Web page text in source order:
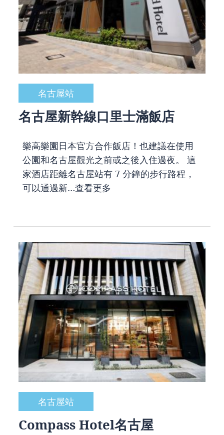
名古屋站
名古屋新幹線口里士滿飯店
樂高樂園日本官方合作飯店！也建議在使用
公園和名古屋觀光之前或之後入住過夜。 這
家酒店距離名古屋站有 7 分鐘的步行路程，
可以通過新…查看更多
名古屋站
Compass Hotel名古屋